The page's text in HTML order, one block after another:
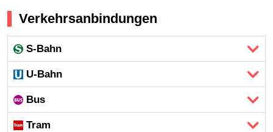
Verkehrsanbindungen
S-Bahn
U-Bahn
Bus
Tram